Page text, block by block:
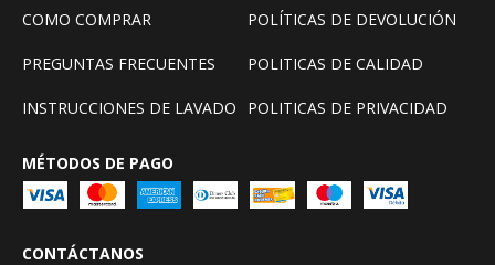
COMO COMPRAR
POLÍTICAS DE DEVOLUCIÓN
PREGUNTAS FRECUENTES POLITICAS DE CALIDAD
INSTRUCCIONES DE LAVADO POLITICAS DE PRIVACIDAD
MÉTODOS DE PAGO
CONTÁCTANOS